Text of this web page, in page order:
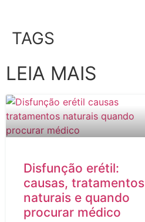
TAGS
LEIA MAIS
Disfunção erétil:
causas, tratamentos
naturais e quando
procurar médico